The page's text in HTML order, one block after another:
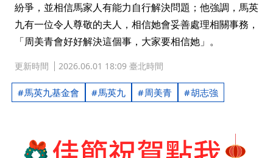
紛爭，並相信馬家人有能力自行解決問題；他強調，馬英
九有一位令人尊敬的夫人，相信她會妥善處理相關事務，
「周美青會好好解決這個事，大家要相信她」。
更新時間 2026.06.01 18:09 臺北時間
馬英九基金會 馬英九 周美青 胡志強